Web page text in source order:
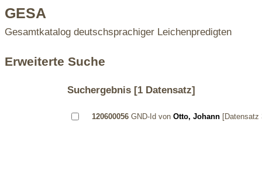
GESA
Gesamtkatalog deutschsprachiger Leichenpredigten
Erweiterte Suche
Suchergebnis[1 Datensatz]
120600056GND-Id von Otto, Johann[Datensatz